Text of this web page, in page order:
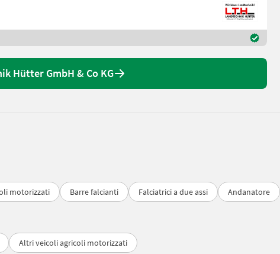
Hütter GmbH & Co KG
motorizzati Barre falcianti Falciatrici a due assi Andanatore
Altri veicoli agricoli motorizzati